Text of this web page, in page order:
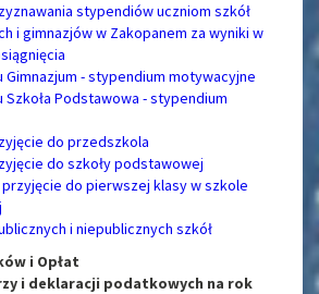
stypendiów uczniom szkół
i gimnazjów w Zakopanem za wyniki w
Gimnazjum - stypendium motywacyjne
Szkoła Podstawowa - stypendium
do przedszkola
do szkoły podstawowej
przyjęcie do pierwszej klasy w szkole
i niepublicznych szkół
i Opłat
i deklaracji podatkowych na rok